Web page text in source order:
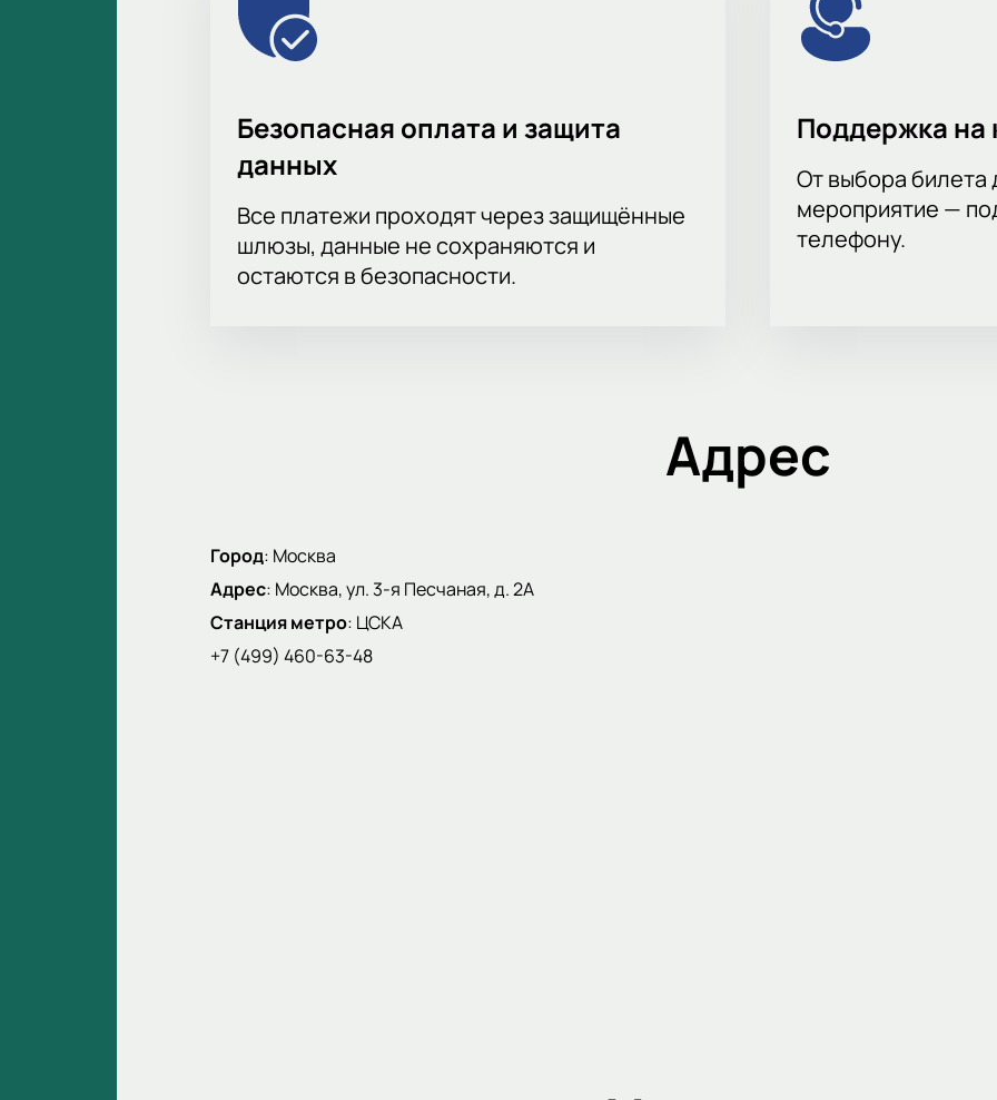
Безопасная оплата и защита
данных
Все платежи проходят через защищённые
шлюзы, данные не сохраняются и
остаются в безопасности.
Поддержка на
От выбора билета
мероприятие —
телефону.
Адрес
Город: Москва
Адрес: Москва, ул. 3-я Песчаная, д. 2А
Станция метро: ЦСКА
+7 (499) 460-63-48